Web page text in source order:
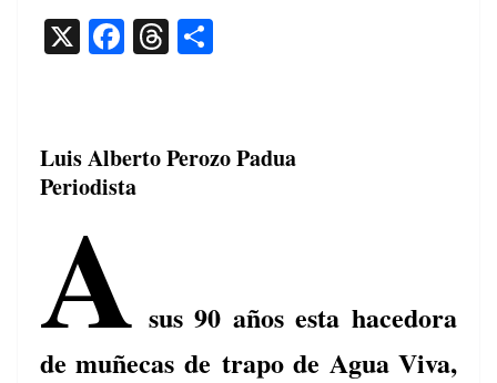
X F
e
b
T
a
d
p
ar
Luis Alberto Perozo Padua
Periodista
A sus 90 años esta hacedora
de muñecas de trapo de Agua Viva,